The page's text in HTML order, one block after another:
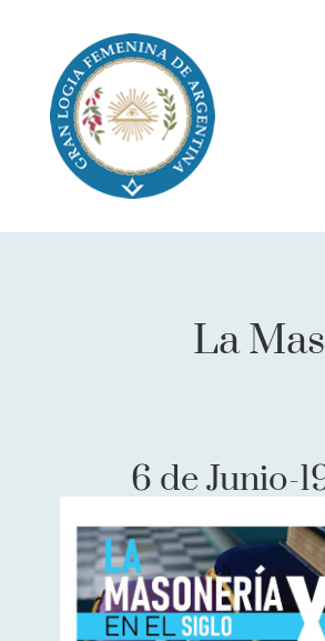
La
6 de Junio-